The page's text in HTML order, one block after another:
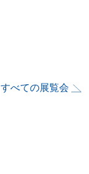
すべての展覧会